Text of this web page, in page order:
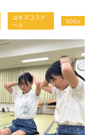
ユネスコスク
ール
SDGs